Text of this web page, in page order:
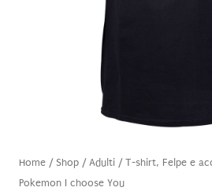
Home/ Shop/Adulti/T-shirt, Felpe e
Pokemon I choose You